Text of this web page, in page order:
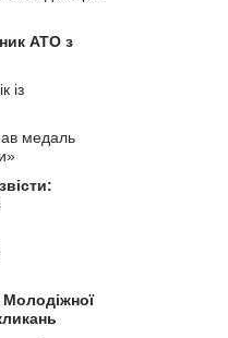
АТО з
із
медаль
Молодіжної